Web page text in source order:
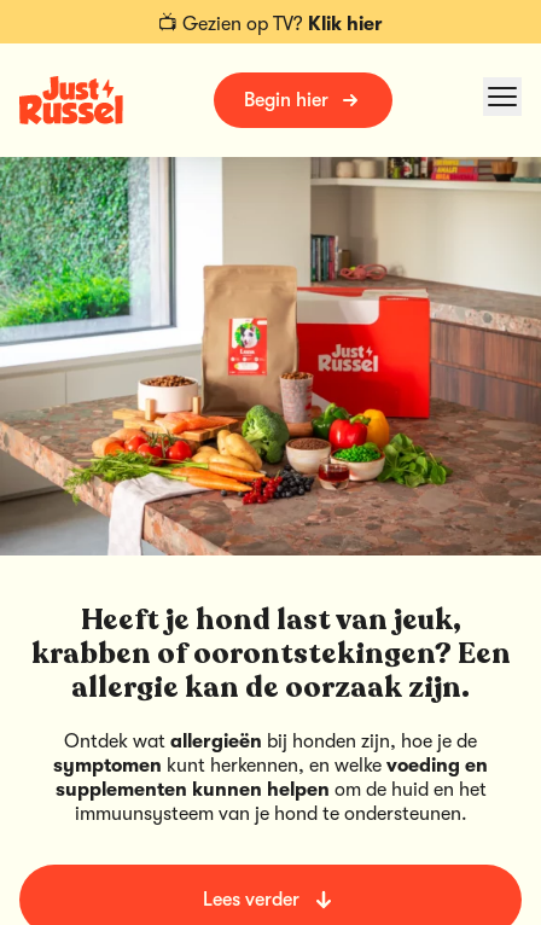
📺 Gezien op TV? Klik hier
Begin hier
Heeft je hond last van jeuk,
krabben of oorontstekingen? Een
allergie kan de oorzaak zijn.
Ontdek wat allergieën bij honden zijn, hoe je de
symptomen kunt herkennen, en welke voeding en
supplementen kunnen helpen om de huid en het
immuunsysteem van je hond te ondersteunen.
Lees verder